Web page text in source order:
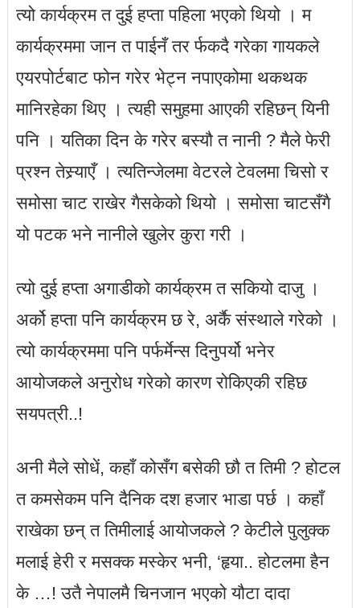
त्यो कार्यक्रम त दुई हप्ता पहिला भएको थियो । म
कार्यक्रममा जान त पाईनँ तर र्फकदै गरेका गायकले
एयरपोर्टबाट फोन गरेर भेट्न नपाएकोमा थकथक
मानिरहेका थिए । त्यही समुहमा आएकी रहिछन् यिनी
पनि । यतिका दिन के गरेर बस्यौ त नानी ? मैले फेरी
प्रश्न तेस्र्याएँ । त्यतिन्जेलमा वेटरले टेवलमा चिसो र
समोसा चाट राखेर गैसकेको थियो । समोसा चाटसँगै
यो पटक भने नानीले खुलेर कुरा गरी ।
त्यो दुई हप्ता अगाडीको कार्यक्रम त सकियो दाजु ।
अर्को हप्ता पनि कार्यक्रम छ रे, अर्कै संस्थाले गरेको ।
त्यो कार्यक्रममा पनि पर्फर्मेन्स दिनुपर्यो भनेर
आयोजकले अनुरोध गरेको कारण रोकिएकी रहिछ
सयपत्री..!
अनी मैले सोधें, कहाँ कोसँग बसेकी छौ त तिमी ? होटल
त कमसेकम पनि दैनिक दश हजार भाडा पर्छ । कहाँ
राखेका छन् त तिमीलाई आयोजकले ? केटीले पुलुक्क
मलाई हेरी र मसक्क मस्केर भनी, ‘हृया.. होटलमा हैन
के …! उतै नेपालमै चिनजान भएको यौटा दादा